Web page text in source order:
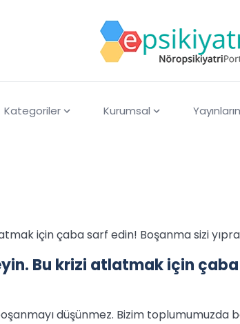
Kategoriler Kurumsal
için çaba sarf edin! Boşanma sizi
Bu krizi atlatmak için
düşünmez. Bizim toplumumuzda